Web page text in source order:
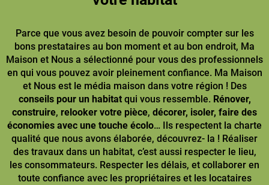
Parce que vous avez besoin de pouvoir compter sur les
bons prestataires au bon moment et au bon endroit, Ma
Maison et Nous a sélectionné pour vous des professionnels
en qui vous pouvez avoir pleinement confiance. Ma Maison
et Nous est le média maison dans votre région ! Des
conseils pour un habitatqui vous ressemble. Rénover,
construire, relooker votre pièce, décorer, isoler, faire des
économies avec une touche écolo… Ils respectent la charte
qualité que nous avons élaborée, découvrez- la ! Réaliser
des travaux dans un habitat, c’est aussi respecter le lieu,
les consommateurs. Respecter les délais, et collaborer en
toute confiance avec les propriétaires et les locataires